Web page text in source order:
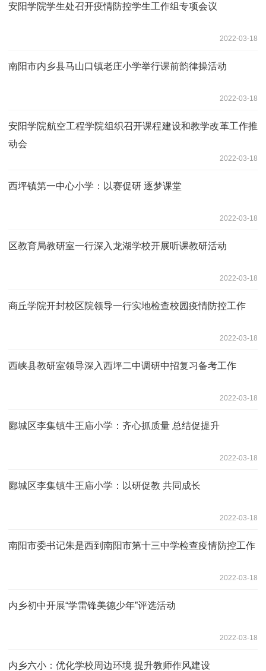
安阳学院学生处召开疫情防控学生工作组专项会议
2022-03-18
南阳市内乡县马山口镇老庄小学举行课前韵律操活动
2022-03-18
安阳学院航空工程学院组织召开课程建设和教学改革工作推
动会
2022-03-18
西坪镇第一中心小学：以赛促研 逐梦课堂
2022-03-18
区教育局教研室一行深入龙湖学校开展听课教研活动
2022-03-18
商丘学院开封校区院领导一行实地检查校园疫情防控工作
2022-03-18
西峡县教研室领导深入西坪二中调研中招复习备考工作
2022-03-18
郾城区李集镇牛王庙小学：齐心抓质量 总结促提升
2022-03-18
郾城区李集镇牛王庙小学：以研促教 共同成长
2022-03-18
南阳市委书记朱是西到南阳市第十三中学检查疫情防控工作
2022-03-18
内乡初中开展“学雷锋美德少年”评选活动
2022-03-18
内乡六小：优化学校周边环境 提升教师作风建设